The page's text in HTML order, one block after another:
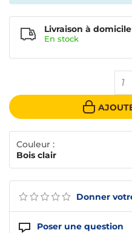
Donner
Poser une question
1
Livraison à domicile
En stock
Couleur :
Bois clair